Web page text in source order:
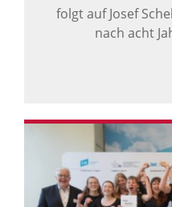
folgt auf Josef
nach acht